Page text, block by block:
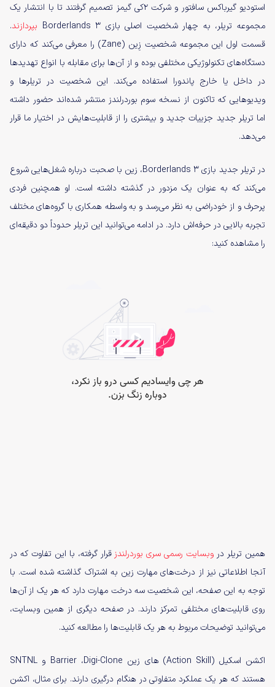
استودیو گیرباکس سافتور و شرکت ۲کی گیمز تصمیم گرفتند تا با انتشار یک
مجموعه تریلر، به چهار شخصیت اصلی بازی Borderlands 3
بپردازند.
قسمت اول این مجموعه شخصیت زِین (Zane) را معرفی می‌کند که دارای
دستگاه‌های تکنولوژیکی مختلفی بوده و از آن‌ها برای مقابله با انواع تهدیدها
در داخل یا خارج پاندورا استفاده می‌کند. این شخصیت در تریلرها و
ویدیوهایی که تاکنون از نسخه سوم بوردرلندز منتشر شده‌اند حضور داشته
اما تریلر جدید جزییات جدید و بیشتری را از قابلیت‌هایش در اختیار ما قرار
می‌دهد.
در تریلر جدید بازی Borderlands 3، زین با صحبت درباره شغل‌هایی شروع
می‌کند که به عنوان یک مزدور در گذشته داشته است. او همچنین فردی
پرحرف و از خودراضی به نظر می‌رسد و به واسطه همکاری با گروه‌های مختلف
تجربه‌ بالایی در حرفه‌اش دارد. در ادامه می‌توانید این تریلر حدوداً دو دقیقه‌ای
را مشاهده کنید:
همین تریلر در وبسایت رسمی سری بوردرلندز قرار گرفته، با این تفاوت که در
آنجا اطلاعاتی نیز از درخت‌های مهارت زین به اشتراک گذاشته شده است. با
توجه به این صفحه، این شخصیت سه درخت مهارت دارد که هر یک از آن‌ها
روی قابلیت‌های مختلفی تمرکز دارند. در صفحه‌ دیگری از همین وبسایت،
می‌توانید توضیحات مربوط به هر یک قابلیت‌ها را مطالعه کنید.
اکشن اسکیل‌ (Action Skill) های زین Barrier ،Digi-Clone و SNTNL
هستند که هر یک عملکرد متفاوتی در هنگام درگیری دارند. برای مثال، اکشن